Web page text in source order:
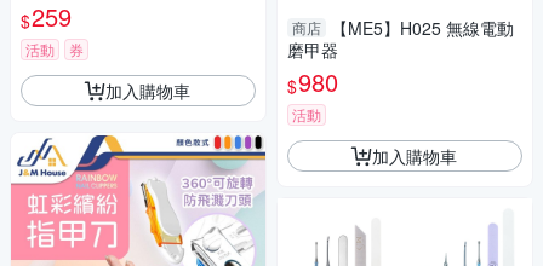
美甲 修甲 護甲 鋒利 專為女性
設計 指甲剪
$259
活動 券
加入購物車
商店
【ME5】H025 無線電動
磨甲器
$980
活動
加入購物車